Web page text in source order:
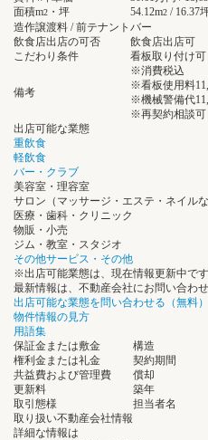
面積m2 ・坪 54.12m2 / 16.37
造作譲渡料 / 前テナント バー
飲食店出店の可否
飲食店出店可
こだわり条件
看板取り付け可
備考
※消費税込
※看板使用料
※機械警備代
※再契約相談可
出店可能な業態
重飲食
軽飲食
バー・クラブ
美容室・理容室
サロン（マッサージ・エステ・ネイルな
医療・歯科・クリニック
物販・小売
ジム・教室・スタジオ
その他サービス・その他
※出店可能業態は、現在情報更新中です
最新情報は、不動産会社にお問い合わせ
出店可能な業態を問い合わせる（無料）
物件情報の見方
用語集
保証金または敷金
構造
権利金または礼金
契約期間
共益費および管理費
償却
更新料
築年
取引態様
担当者名
取り扱い不動産会社情報
詳細な情報は